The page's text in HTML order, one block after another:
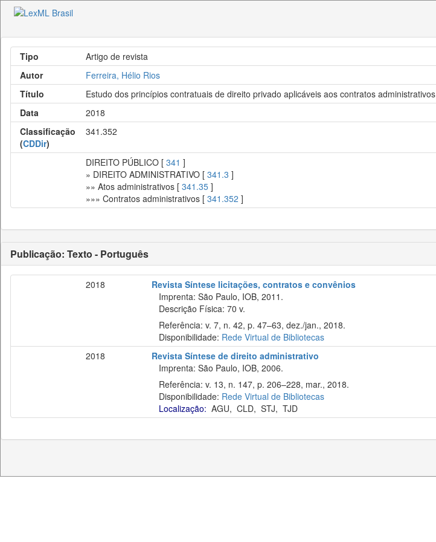
Tipo
Artigo de revista
Autor
Ferreira, Hélio Rios
Título
Estudo dos princípios contratuais de direito privado aplicáveis aos contratos administrativos
Data
2018
Classificação
(CDDir)
341.352
DIREITO PÚBLICO [ 341 ]
» DIREITO ADMINISTRATIVO [ 341.3 ]
»» Atos administrativos [ 341.35 ]
»»» Contratos administrativos [ 341.352 ]
Publicação: Texto - Português
2018
Revista Síntese licitações, contratos e convênios
Imprenta: São Paulo, IOB, 2011.
Descrição Física: 70 v.
Referência: v. 7, n. 42, p. 47–63, dez./jan., 2018.
Disponibilidade: Rede Virtual de Bibliotecas
2018
Revista Síntese de direito administrativo
Imprenta: São Paulo, IOB, 2006.
Referência: v. 13, n. 147, p. 206–228, mar., 2018.
Disponibilidade: Rede Virtual de Bibliotecas
Localização: AGU, CLD, STJ, TJD